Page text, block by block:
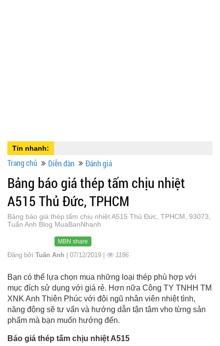
Tin nhanh:
Trang chủ Diễn đàn Đánh giá
Bảng báo giá thép tấm chịu nhiệt
A515 Thủ Đức, TPHCM
Bảng báo giá thép tấm chịu nhiệt A515 Thủ Đức, TPHCM, 93073,
Tuấn Anh Blog MuaBanNhanh
MBN share
Đăng bởi Tuấn Anh | 07/12/2019 | 1186
Bạn có thể lựa chọn mua những loại thép phù hợp với
mục đích sử dụng với giá rẻ. Hơn nữa Công TY TNHH TM
XNK Anh Thiên Phúc với đội ngũ nhân viên nhiệt tình,
năng động sẽ tư vấn và hướng dẫn tận tâm vho từng sản
phẩm mà bạn muốn hướng đến.
Báo giá thép tấm chịu nhiệt A515